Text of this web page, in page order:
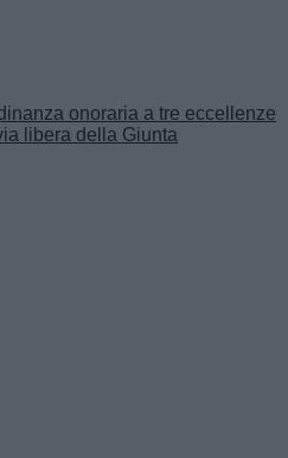
onoraria a tre eccellenze
libera della Giunta